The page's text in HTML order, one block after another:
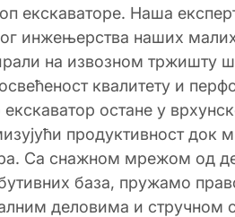
екскаваторе. Наша
инжењерства наших
на извозном тржишту
квалитету и
екскаватор остане у
продуктивност док
Са снажном мрежом од
база, пружамо
деловима и стручном